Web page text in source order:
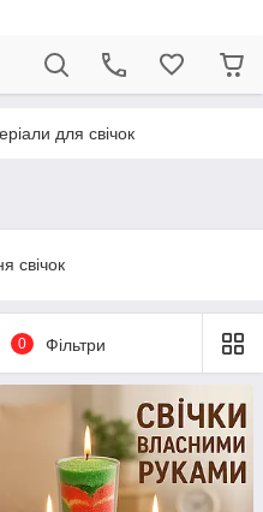
для свічок
свічок
0 Фільтри